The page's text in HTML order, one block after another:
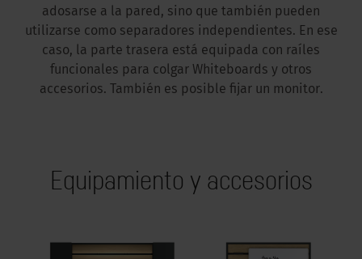
adosarse a la pared, sino que también pueden
utilizarse como separadores independientes. En ese
caso, la parte trasera está equipada con raíles
funcionales para colgar Whiteboards y otros
accesorios. También es posible fijar un monitor.
Equipamiento y accesorios